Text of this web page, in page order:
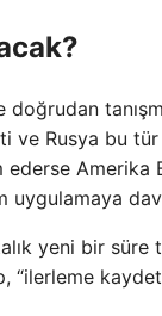
doğrudan
ve Rusya bu
ederse Amerika
uygulamaya
yeni bir süre
“ilerleme